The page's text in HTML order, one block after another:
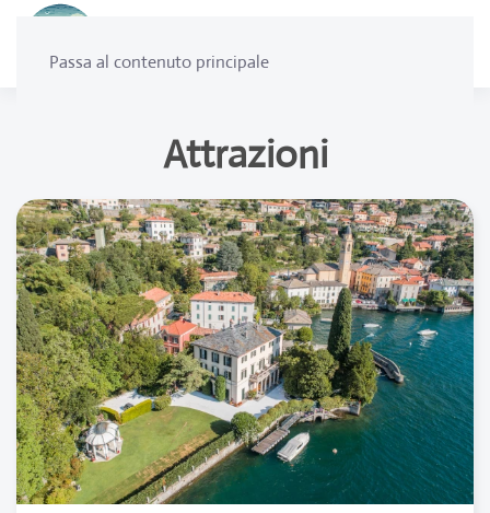
Passa al contenuto principale
Attrazioni